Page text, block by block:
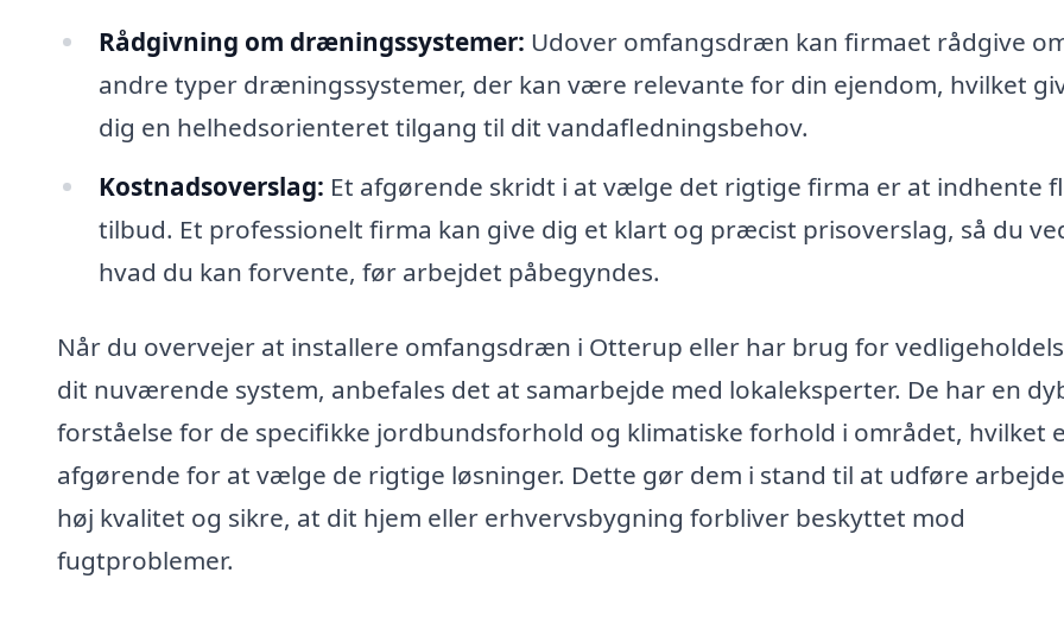
Rådgivning om dræningssystemer: Udover omfangsdræn kan firmaet rådgive
andre typer dræningssystemer, der kan være relevante for din ejendom, hvilket
dig en helhedsorienteret tilgang til dit vandafledningsbehov.
Kostnadsoverslag: Et afgørende skridt i at vælge det rigtige firma er at indhente
tilbud. Et professionelt firma kan give dig et klart og præcist prisoverslag, så du
hvad du kan forvente, før arbejdet påbegyndes.
Når du overvejer at installere omfangsdræn i Otterup eller har brug for
dit nuværende system, anbefales det at samarbejde med lokaleksperter. De har en
forståelse for de specifikke jordbundsforhold og klimatiske forhold i området, hvilket
afgørende for at vælge de rigtige løsninger. Dette gør dem i stand til at udføre
høj kvalitet og sikre, at dit hjem eller erhvervsbygning forbliver beskyttet mod
fugtproblemer.